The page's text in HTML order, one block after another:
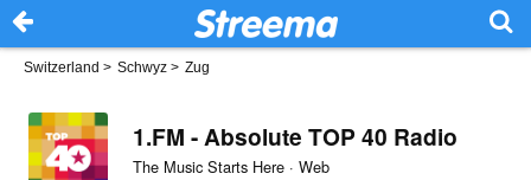
Switzerland > Schwyz > Zug
1.FM - Absolute TOP 40 Radio
The Music Starts Here · Web